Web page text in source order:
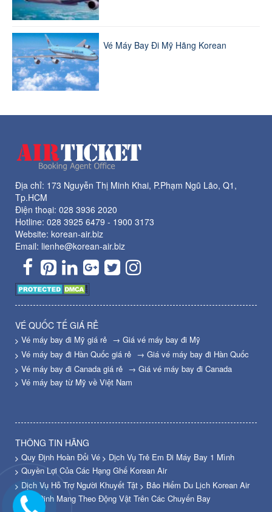
Vé Máy Bay Đi Mỹ Hãng Korean
Địa chỉ: 173 Nguyễn Thị Minh Khai, P.Phạm Ngũ Lão, Q1,
Tp.HCM
Điện thoại: 028 3936 2020
Hotline: 028 3925 6479 - 1900 3173
Website: korean-air.biz
Email: lienhe@korean-air.biz
VÉ QUỐC TẾ GIÁ RẺ
Vé máy bay đi Mỹ giá rẻ → Giá vé máy bay đi Mỹ
Vé máy bay đi Hàn Quốc giá rẻ → Giá vé máy bay đi Hàn Quốc
Vé máy bay đi Canada giá rẻ → Giá vé máy bay đi Canada
Vé máy bay từ Mỹ về Việt Nam
THÔNG TIN HÃNG
Quy Định Hoàn Đổi Vé
Dịch Vụ Trẻ Em Đi Máy Bay 1 Mình
Quyền Lợi Của Các Hạng Ghế Korean Air
Dịch Vụ Hỗ Trợ Người Khuyết Tật
Bảo Hiểm Du Lịch Korean Air
Quy Định Mang Theo Động Vật Trên Các Chuyến Bay